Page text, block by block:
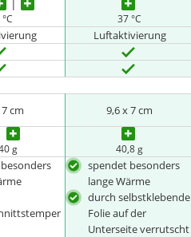
37 °C
Luftaktivierung
cm 9,6 x 7 cm
g 40,8 g
spendet besonders
lange Wärme
durch selbstklebende
Folie auf der
Unterseite verrutscht